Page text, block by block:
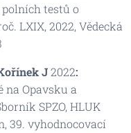
testů o
LXIX, 2022, Vědecká
J2022:
na Opavsku a
orník SPZO, HLUK
39. vyhodnocovací